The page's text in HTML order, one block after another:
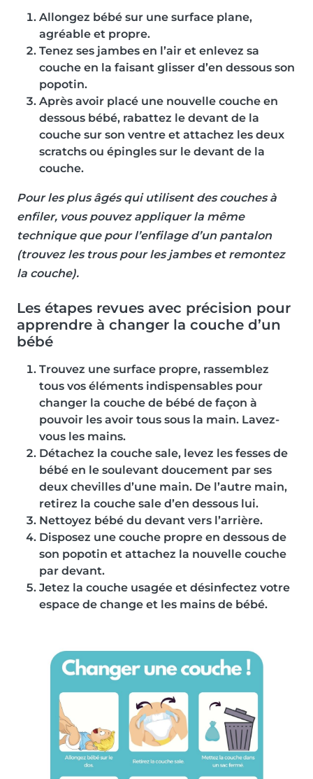
Allongez bébé sur une surface plane,
agréable et propre.
Tenez ses jambes en l’air et enlevez sa
couche en la faisant glisser d’en dessous son
popotin.
Après avoir placé une nouvelle couche en
dessous bébé, rabattez le devant de la
couche sur son ventre et attachez les deux
scratchs ou épingles sur le devant de la
couche.
Pour les plus âgés qui utilisent des couches à
enfiler, vous pouvez appliquer la même
technique que pour l’enfilage d’un pantalon
(trouvez les trous pour les jambes et remontez
la couche).
Les étapes revues avec précision pour
apprendre à changer la couche d’un
bébé
Trouvez une surface propre, rassemblez
tous vos éléments indispensables pour
changer la couche de bébé de façon à
pouvoir les avoir tous sous la main. Lavez-
vous les mains.
Détachez la couche sale, levez les fesses de
bébé en le soulevant doucement par ses
deux chevilles d’une main. De l’autre main,
retirez la couche sale d’en dessous lui.
Nettoyez bébé du devant vers l’arrière.
Disposez une couche propre en dessous de
son popotin et attachez la nouvelle couche
par devant.
Jetez la couche usagée et désinfectez votre
espace de change et les mains de bébé.